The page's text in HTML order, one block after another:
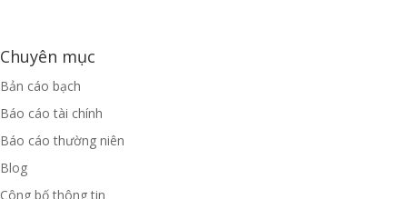
Chuyên mục
Bản cáo bạch
Báo cáo tài chính
Báo cáo thường niên
Blog
Công bố thông tin